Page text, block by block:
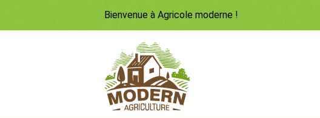
Bienvenue à Agricole moderne !